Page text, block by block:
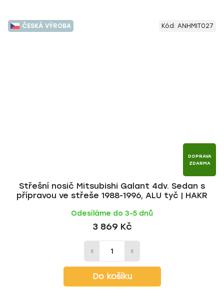
ČESKÁ VÝROBA
DOPRAVA
ZDARMA
Střešní nosič Mitsubishi Galant 4dv. Sedan s
přípravou ve střeše 1988-1996, ALU tyč | HAKR
Odesíláme do 3-5 dnů
3 869 Kč
Do košíku
Kód: ANHMIT027